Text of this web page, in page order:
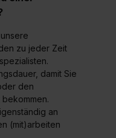
triff deine
klick auf „Auswahl
von Cookies
und „Social
die Einwilligung
USA (Art. 49 Abs. 1
über kein
(EuGH – Schrems
jederzeit mit
zu jeder Zeit
damit Sie
den
an
(mit)arbeiten